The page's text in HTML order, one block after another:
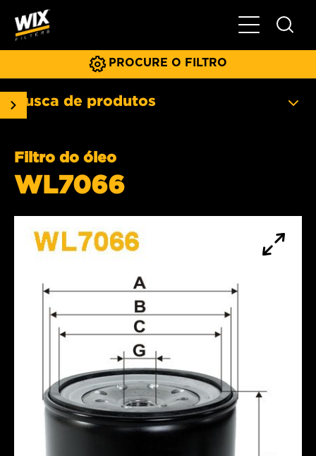
Menu
PROCURE O FILTRO
Busca de produtos
Filtro do óleo
WL7066